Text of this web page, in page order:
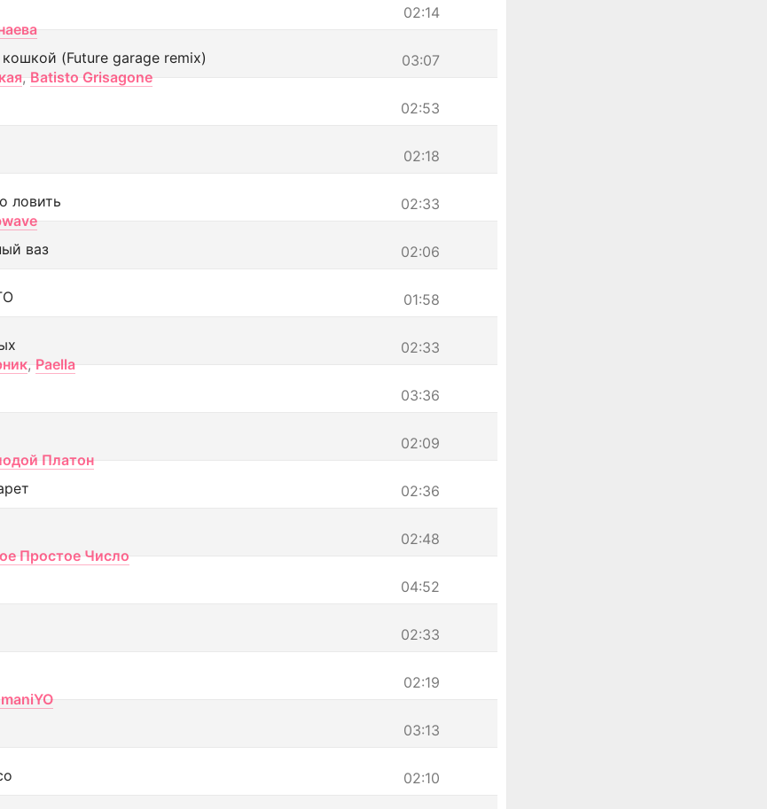
02:14
03:07
кошкой (Future garage remix)
, Batisto Grisagone
02:53
02:18
02:33
ловить
02:06
ваз
01:58
02:33
, Paella
03:36
02:09
Платон
02:36
02:48
Простое Число
04:52
02:33
02:19
03:13
02:10